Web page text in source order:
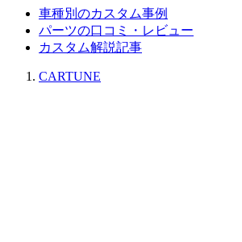
車種別のカスタム事例
パーツの口コミ・レビュー
カスタム解説記事
CARTUNE